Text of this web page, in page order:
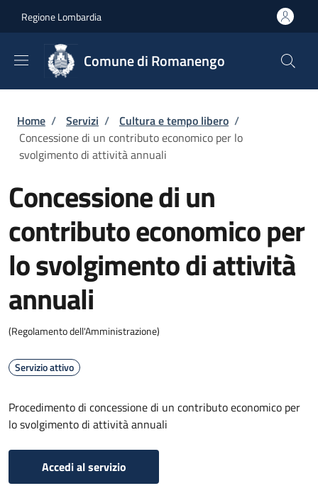
Regione Lombardia
Comune di Romanengo
Briciole di pane
Home / Servizi / Cultura e tempo libero /
Concessione di un contributo economico per lo
svolgimento di attività annuali
Concessione di un
contributo economico per
lo svolgimento di attività
annuali
(Regolamento dell'Amministrazione)
Servizio attivo
Procedimento di concessione di un contributo economico per
lo svolgimento di attività annuali
Accedi al servizio